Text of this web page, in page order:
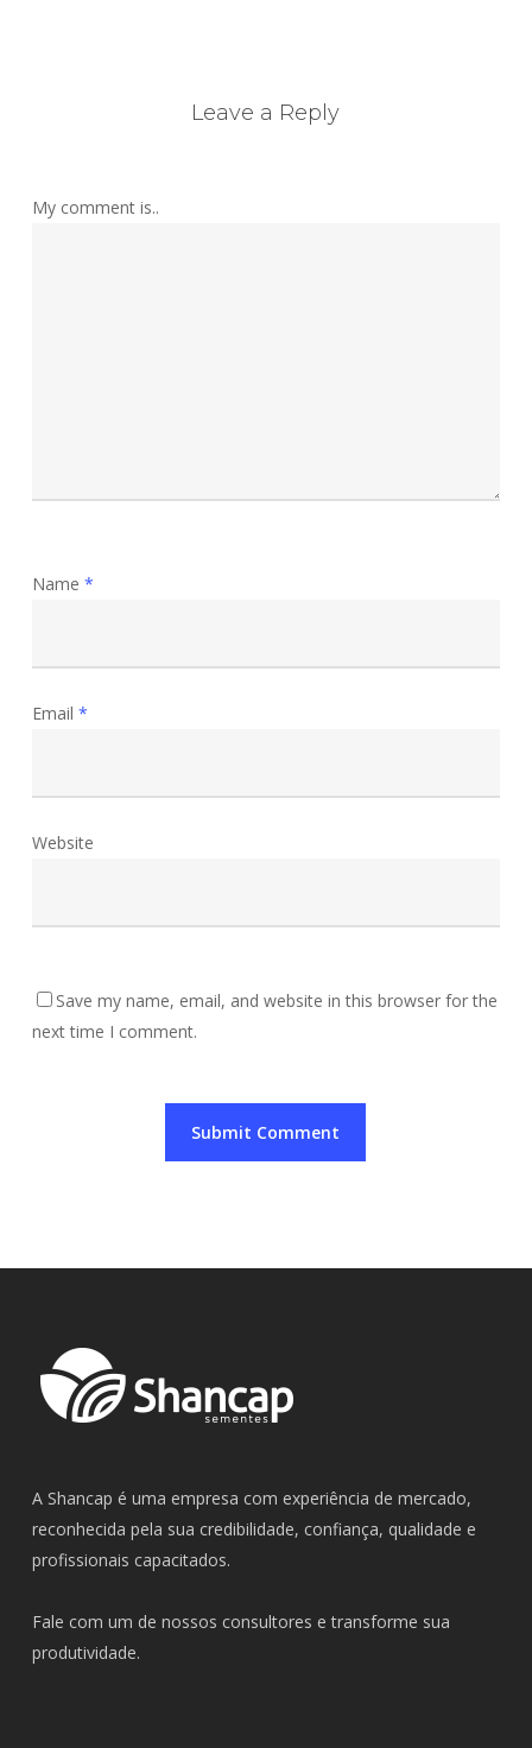
Leave a Reply
My comment is..
Name *
Email *
Website
Save my name, email, and website in this browser for the
next time I comment.
A Shancap é uma empresa com experiência de mercado,
reconhecida pela sua credibilidade, confiança, qualidade e
profissionais capacitados.
Fale com um de nossos consultores e transforme sua
produtividade.